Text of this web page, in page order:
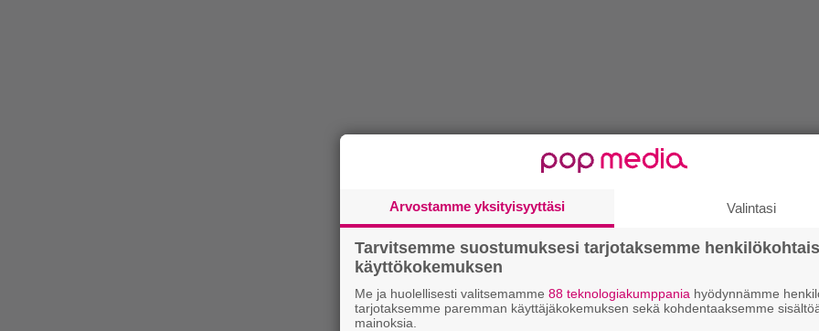
Arvostamme yksityisyyttäsi Valintasi
Tarvitsemme suostumuksesi tarjotaksemme
käyttökokemuksen
Me ja huolellisesti valitsemamme 88 teknologiakumppania hyödynnämme
tarjotaksemme paremman käyttäjäkokemuksen sekä kohdentaaksemme
mainoksia.